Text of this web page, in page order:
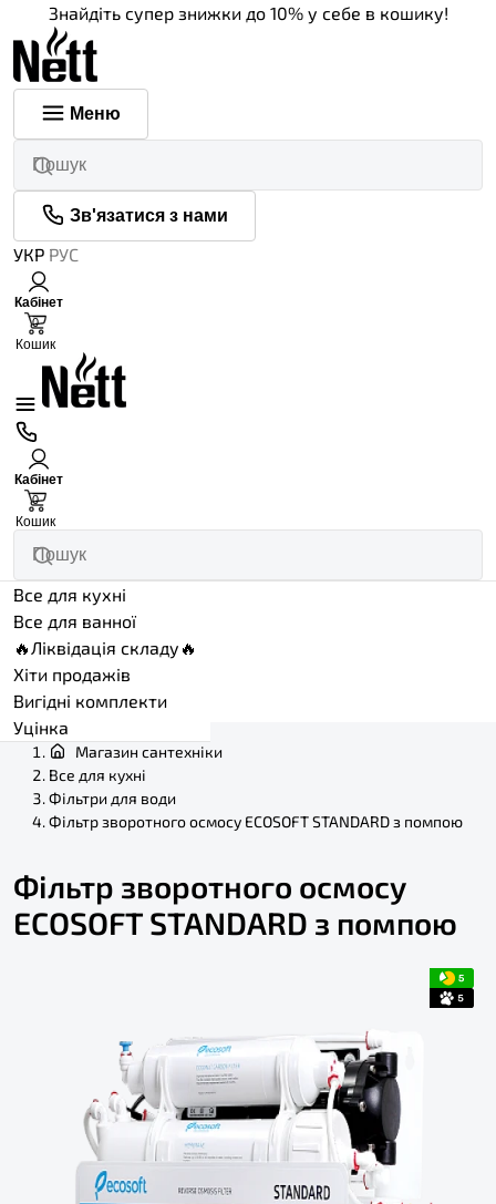
Знайдіть супер знижки до 10% у себе в кошику!
Меню
Зв'язатися з нами
УКР РУС
Кабінет
0
Кошик
Кабінет
0
Кошик
Все для кухні
Все для ванної
🔥Ліквідація складу🔥
Хіти продажів
Вигідні комплекти
Уцінка
Магазин сантехніки
Все для кухні
Фільтри для води
Фільтр зворотного осмосу ECOSOFT STANDARD з помпою
Фільтр зворотного осмосу
ECOSOFT STANDARD з помпою